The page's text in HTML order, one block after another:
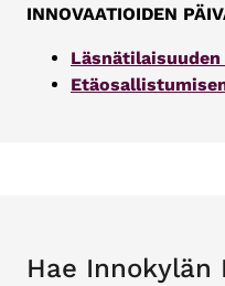
INNOVAATIOIDEN
Hae Innokylän